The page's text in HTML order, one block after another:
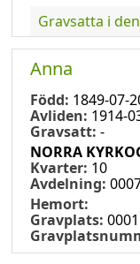
Gravsatta i
Anna
Född: 1849-07-
Avliden: 1914-
Gravsatt: -
NORRA
Kvarter: 10
Avdelning:
Hemort:
Gravplats: 0001